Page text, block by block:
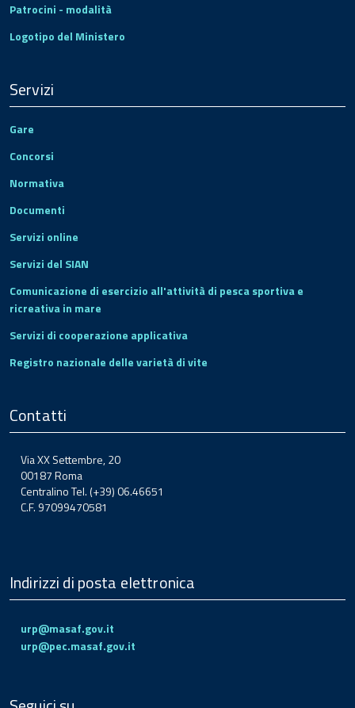
Patrocini - modalità
Logotipo del Ministero
Servizi
Gare
Concorsi
Normativa
Documenti
Servizi online
Servizi del SIAN
Comunicazione di esercizio all'attività di pesca sportiva e
ricreativa in mare
Servizi di cooperazione applicativa
Registro nazionale delle varietà di vite
Contatti
Via XX Settembre, 20
00187 Roma
Centralino Tel. (+39) 06.46651
C.F. 97099470581
Indirizzi di posta elettronica
urp@masaf.gov.it
urp@pec.masaf.gov.it